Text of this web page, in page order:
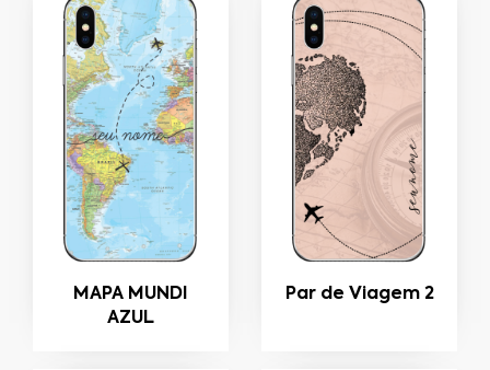
MAPA MUNDI
AZUL
Par de Viagem 2